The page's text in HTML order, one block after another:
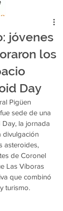
jóvenes
los
Day
Pigüen
sede de una
la jornada
divulgación
asteroides,
de Coronel
Las Víboras
que combinó
turismo.